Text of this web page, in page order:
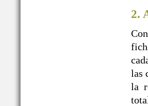
2.
las
la